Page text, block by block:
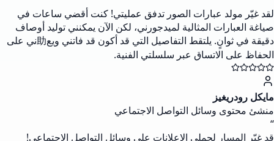
لقد غيّر مولد عبارات الصور تدفق عمليتي! كنت أقضي ساعات في
صياغة العبارات المثالية لميدجورني، لكن الآن يمكنني توليد أوصاف
دقيقة في ثوانٍ. يلتقط التفاصيل التي قد أكون قد فاتني ويع助ني على
الحفاظ على الاتساق عبر سلسلتي الفنية.
مايكل رودريغيز
منشئ محتوى وسائل التواصل الاجتماعي
“
قد غيّر المسار لحملي الإعلانات على وسائل التواصل الاجتماعي!